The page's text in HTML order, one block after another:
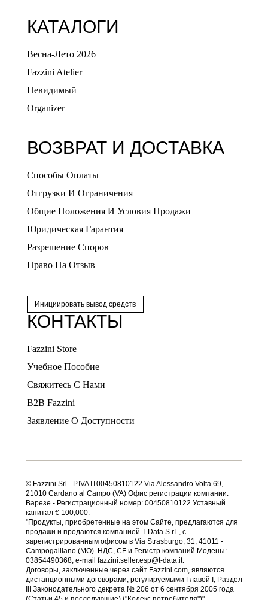
КАТАЛОГИ
Весна-Лето 2026
Fazzini Atelier
Невидимый
Organizer
ВОЗВРАТ И ДОСТАВКА
Способы Оплаты
Отгрузки И Ограничения
Общие Положения И Условия Продажи
Юридическая Гарантия
Разрешение Споров
Право На Отзыв
Инициировать вывод средств
КОНТАКТЫ
Fazzini Store
Учебное Пособие
Свяжитесь С Нами
B2B Fazzini
Заявление О Доступности
© Fazzini Srl - P.IVA IT00450810122 Via Alessandro Volta 69,
21010 Cardano al Campo (VA) Офис регистрации компании:
Варезе - Регистрационный номер: 00450810122 Уставный
капитал € 100,000.
"Продукты, приобретенные на этом Сайте, предлагаются для
продажи и продаются компанией T-Data S.r.l., с
зарегистрированным офисом в Via Strasburgo, 31, 41011 -
Campogalliano (MO). НДС, CF и Регистр компаний Модены:
03854490368, e-mail fazzini.seller.esp@t-data.it.
Договоры, заключенные через сайт Fazzini.com, являются
дистанционными договорами, регулируемыми Главой I, Раздел
III Законодательного декрета № 206 от 6 сентября 2005 года